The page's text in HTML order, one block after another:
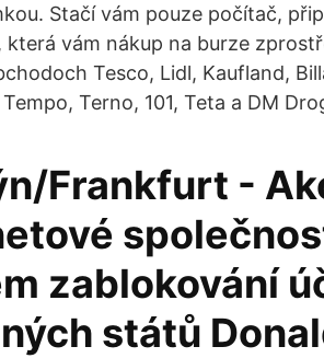
Stačí vám pouze počítač,
která vám nákup na burze
Tesco, Lidl, Kaufland,
Terno, 101, Teta a DM
Frankfurt -
zablokování
států